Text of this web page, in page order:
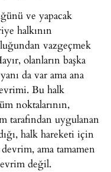
ve yapacak
halkının
vazgeçmek
olanların başka
da var ama ana
Bu halk
noktalarının,
tarafından uygulanan
halk hareketi için
ama tamamen
değil.